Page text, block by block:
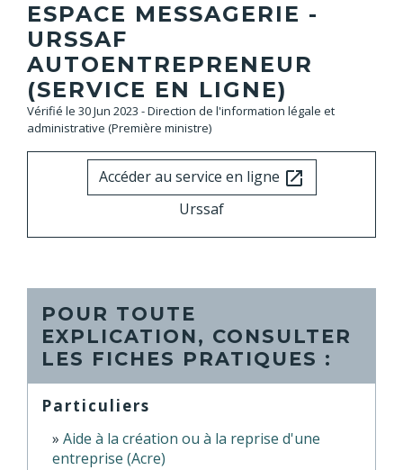
ESPACE MESSAGERIE -
URSSAF
AUTOENTREPRENEUR
(SERVICE EN LIGNE)
Vérifié le 30 Jun 2023 - Direction de l'information légale et
administrative (Première ministre)
Accéder au service en ligne open_in_new
Urssaf
POUR TOUTE
EXPLICATION, CONSULTER
LES FICHES PRATIQUES :
Particuliers
Aide à la création ou à la reprise d'une
entreprise (Acre)